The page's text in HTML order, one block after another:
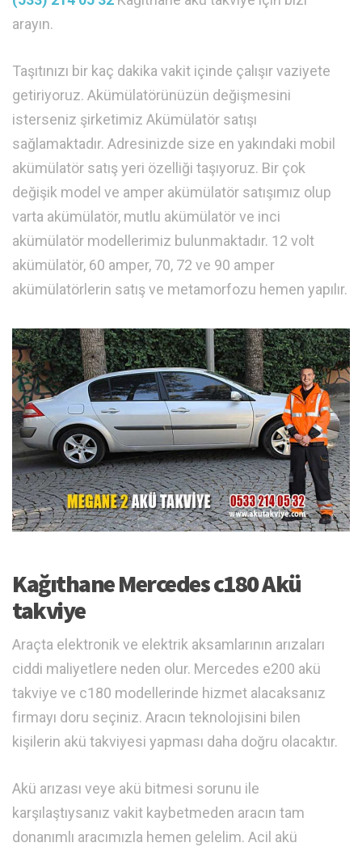
arayın.
Taşıtınızı bir kaç dakika vakit içinde çalışır vaziyete
getiriyoruz. Akümülatörünüzün değişmesini
isterseniz şirketimiz Akümülatör satışı
sağlamaktadır. Adresinizde size en yakındaki mobil
akümülatör satış yeri özelliği taşıyoruz. Bir çok
değişik model ve amper akümülatör satışımız olup
varta akümülatör, mutlu akümülatör ve inci
akümülatör modellerimiz bulunmaktadır. 12 volt
akümülatör, 60 amper, 70, 72 ve 90 amper
akümülatörlerin satış ve metamorfozu hemen yapılır.
Kağıthane Mercedes c180 Akü
takviye
Araçta elektronik ve elektrik aksamlarının arızaları
ciddi maliyetlere neden olur. Mercedes e200 akü
takviye ve c180 modellerinde hizmet alacaksanız
firmayı doru seçiniz. Aracın teknolojisini bilen
kişilerin akü takviyesi yapması daha doğru olacaktır.
Akü arızası veye akü bitmesi sorunu ile
karşılaştıysanız vakit kaybetmeden aracın tam
donanımlı aracımızla hemen gelelim. Acil akü